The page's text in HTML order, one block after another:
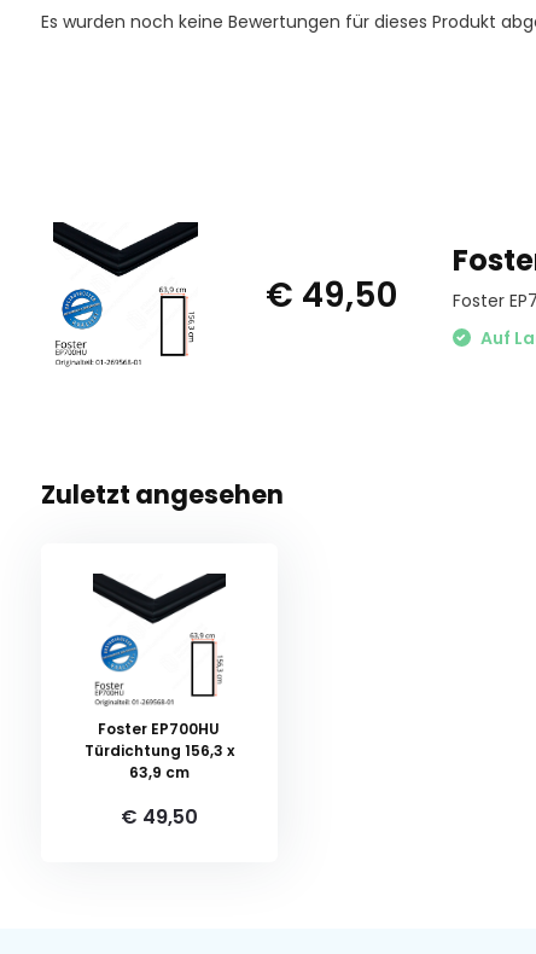
Es wurden noch keine Bewertungen für dieses Produkt
€ 49,50
Foster
Auf
Zuletzt angesehen
Foster EP700HU
Türdichtung 156,3 x
63,9 cm
€ 49,50